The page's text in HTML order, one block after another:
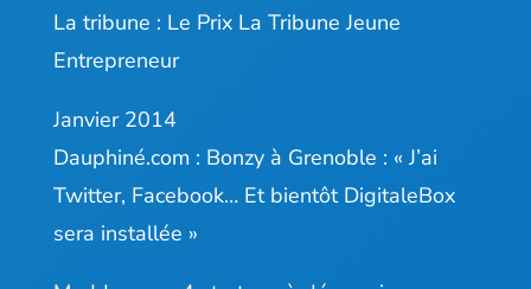
La tribune : Le Prix La Tribune Jeune
Entrepreneur
Janvier 2014
Dauphiné.com : Bonzy à Grenoble : « J’ai
Twitter, Facebook… Et bientôt DigitaleBox
sera installée »